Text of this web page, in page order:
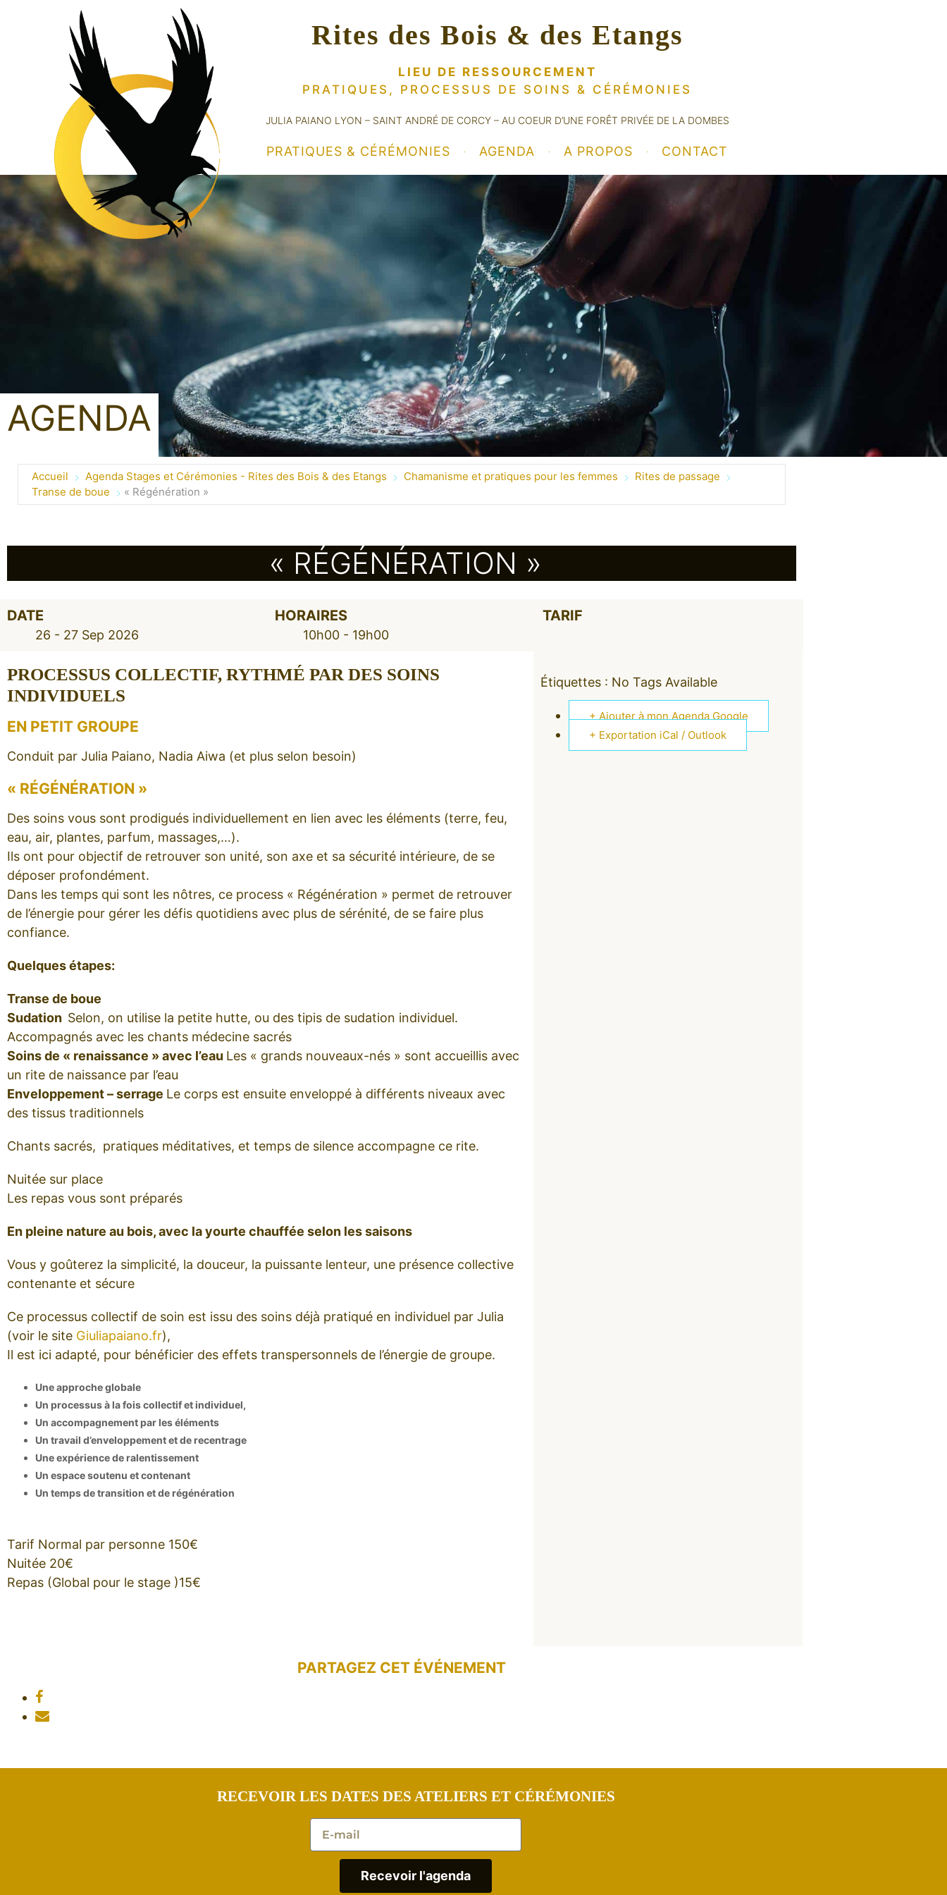
Rites des Bois & des Etangs
LIEU DE RESSOURCEMENT
PRATIQUES, PROCESSUS DE SOINS & CÉRÉMONIES
JULIA PAIANO LYON – SAINT ANDRÉ DE CORCY – AU COEUR D’UNE FORÊT PRIVÉE DE LA DOMBES
PRATIQUES & CÉRÉMONIES AGENDA A PROPOS CONTACT
AGENDA
Accueil Agenda Stages et Cérémonies - Rites des Bois & des Etangs Chamanisme et pratiques pour les femmes
Rites de passage
Transe de boue
« Régénération »
« RÉGÉNÉRATION »
DATE
26 - 27 Sep 2026
HORAIRES
10h00 - 19h00
TARIF
PROCESSUS COLLECTIF, RYTHMÉ PAR DES SOINS
INDIVIDUELS
EN PETIT GROUPE
Conduit par Julia Paiano, Nadia Aiwa (et plus selon besoin)
« RÉGÉNÉRATION »
Des soins vous sont prodigués individuellement en lien avec les éléments (terre, feu,
eau, air, plantes, parfum, massages,…).
Ils ont pour objectif de retrouver son unité, son axe et sa sécurité intérieure, de se
déposer profondément.
Dans les temps qui sont les nôtres, ce process « Régénération » permet de retrouver
de l’énergie pour gérer les défis quotidiens avec plus de sérénité, de se faire plus
confiance.
Quelques étapes:
Transe de boue
Sudation Selon, on utilise la petite hutte, ou des tipis de sudation individuel.
Accompagnés avec les chants médecine sacrés
Soins de « renaissance » avec l’eau Les « grands nouveaux-nés » sont accueillis avec
un rite de naissance par l’eau
Enveloppement – serrage Le corps est ensuite enveloppé à différents niveaux avec
des tissus traditionnels
Chants sacrés, pratiques méditatives, et temps de silence accompagne ce rite.
Nuitée sur place
Les repas vous sont préparés
En pleine nature au bois, avec la yourte chauffée selon les saisons
Vous y goûterez la simplicité, la douceur, la puissante lenteur, une présence collective
contenante et sécure
Ce processus collectif de soin est issu des soins déjà pratiqué en individuel par Julia
(voir le site Giuliapaiano.fr),
Il est ici adapté, pour bénéficier des effets transpersonnels de l’énergie de groupe.
Une approche globale
Un processus à la fois collectif et individuel,
Un accompagnement par les éléments
Un travail d’enveloppement et de recentrage
Une expérience de ralentissement
Un espace soutenu et contenant
Un temps de transition et de régénération
Tarif Normal par personne 150€
Nuitée 20€
Repas (Global pour le stage )15€
Étiquettes : No Tags Available
+ Ajouter à mon Agenda Google
+ Exportation iCal / Outlook
PARTAGEZ CET ÉVÉNEMENT
RECEVOIR LES DATES DES ATELIERS ET CÉRÉMONIES
Recevoir l'agenda